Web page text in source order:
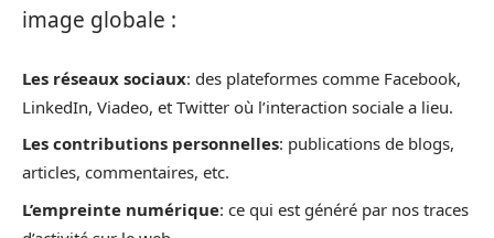
image globale :
Les réseaux sociaux: des plateformes comme Facebook,
LinkedIn, Viadeo, et Twitter où l’interaction sociale a lieu.
Les contributions personnelles: publications de blogs,
articles, commentaires, etc.
L’empreinte numérique: ce qui est généré par nos traces